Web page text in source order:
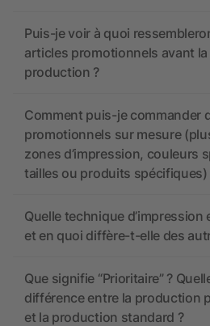
Puis-je voir à quoi
articles promotionnels avant la
production ?
Comment puis-je commander
promotionnels sur mesure
zones d’impression, couleurs
tailles ou produits spécifiques)
Quelle technique d’impression
et en quoi diffère-t-elle des
Que signifie “Prioritaire” ?
différence entre la production
et la production standard ?